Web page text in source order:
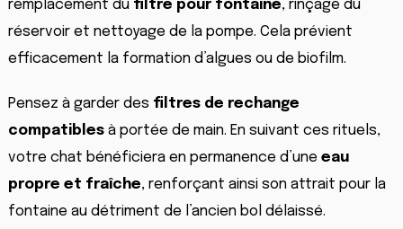
remplacement du filtre pour fontaine, rinçage du
réservoir et nettoyage de la pompe. Cela prévient
efficacement la formation d’algues ou de biofilm.
Pensez à garder des filtres de rechange
compatiblesà portée de main. En suivant ces rituels,
votre chat bénéficiera en permanence d’une eau
propre et fraîche, renforçant ainsi son attrait pour la
fontaine au détriment de l’ancien bol délaissé.